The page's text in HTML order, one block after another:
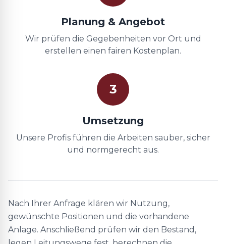
Planung & Angebot
Wir prüfen die Gegebenheiten vor Ort und
erstellen einen fairen Kostenplan.
3
Umsetzung
Unsere Profis führen die Arbeiten sauber, sicher
und normgerecht aus.
Nach Ihrer Anfrage klären wir Nutzung,
gewünschte Positionen und die vorhandene
Anlage. Anschließend prüfen wir den Bestand,